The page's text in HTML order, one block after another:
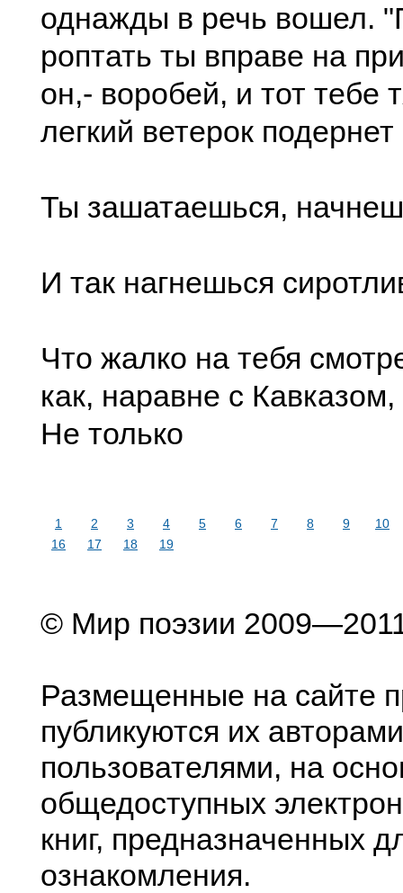
однажды в речь вошел.
роптать ты вправе на
он,- воробей, и тот тебе
легкий ветерок
Ты зашатаешься,
И так нагнешься
Что жалко на тебя
как, наравне с
Не только
1 2 3 4 5 6 7 8 9
10
16
17 18 19
© Мир поэзии
Размещенные на сайте
публикуются их
пользователями, на
общедоступных
книг, предназначенных
ознакомления.